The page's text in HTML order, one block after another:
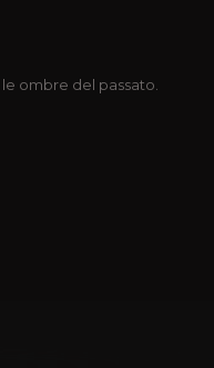
ombre del passato.